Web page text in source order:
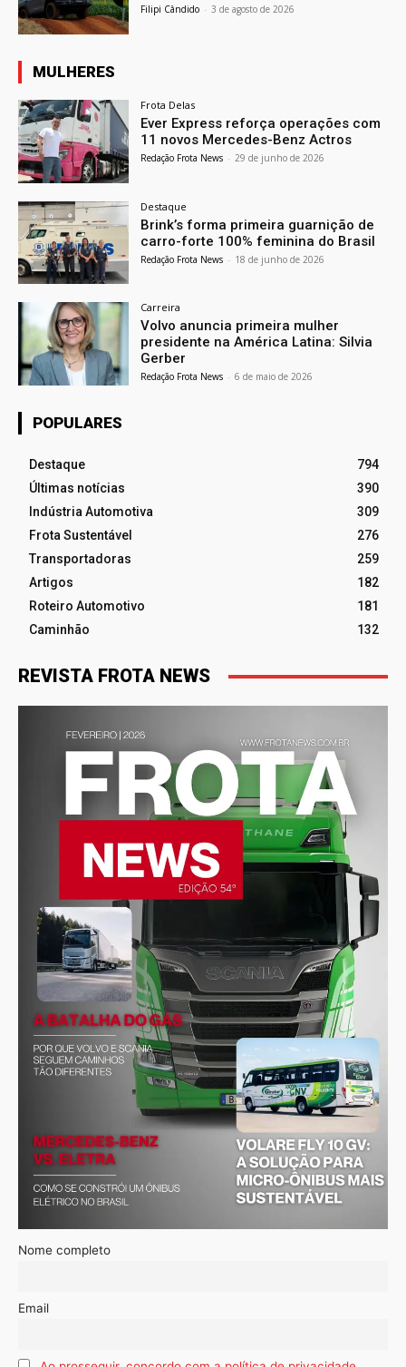
Filipi Cândido - 3 de agosto de 2026
MULHERES
Frota Delas
Ever Express reforça operações com
11 novos Mercedes-Benz Actros
Redação Frota News - 29 de junho de 2026
Destaque
Brink’s forma primeira guarnição de
carro-forte 100% feminina do Brasil
Redação Frota News - 18 de junho de 2026
Carreira
Volvo anuncia primeira mulher
presidente na América Latina: Silvia
Gerber
Redação Frota News - 6 de maio de 2026
POPULARES
Destaque
794
Últimas notícias
390
Indústria Automotiva
309
Frota Sustentável
276
Transportadoras
259
Artigos
182
Roteiro Automotivo
181
Caminhão
132
REVISTA FROTA NEWS
Nome completo
Email